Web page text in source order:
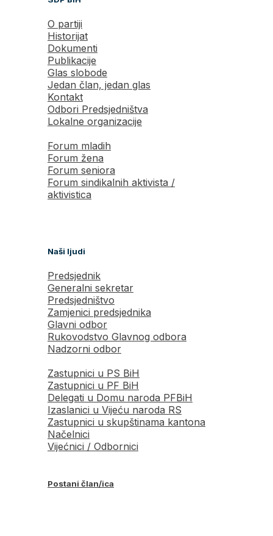
O partiji
Historijat
Dokumenti
Publikacije
Glas slobode
Jedan član, jedan glas
Kontakt
Odbori Predsjedništva
Lokalne organizacije
Forum mladih
Forum žena
Forum seniora
Forum sindikalnih aktivista /
aktivistica
Naši ljudi
Predsjednik
Generalni sekretar
Predsjedništvo
Zamjenici predsjednika
Glavni odbor
Rukovodstvo Glavnog odbora
Nadzorni odbor
Zastupnici u PS BiH
Zastupnici u PF BiH
Delegati u Domu naroda PFBiH
Izaslanici u Vijeću naroda RS
Zastupnici u skupštinama kantona
Načelnici
Vijećnici / Odbornici
Postani član/ica